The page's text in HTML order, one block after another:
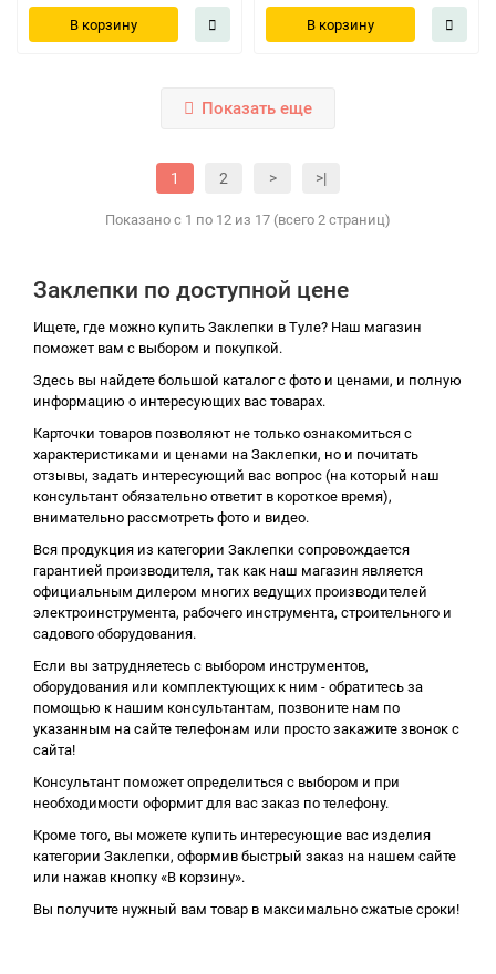
В корзину В корзину
Показать еще
1 2 > >|
Показано с 1 по 12 из 17 (всего 2 страниц)
Заклепки по доступной цене
Ищете, где можно купить Заклепки в Туле? Наш магазин
поможет вам с выбором и покупкой.
Здесь вы найдете большой каталог с фото и ценами, и полную
информацию о интересующих вас товарах.
Карточки товаров позволяют не только ознакомиться с
характеристиками и ценами на Заклепки, но и почитать
отзывы, задать интересующий вас вопрос (на который наш
консультант обязательно ответит в короткое время),
внимательно рассмотреть фото и видео.
Вся продукция из категории Заклепки сопровождается
гарантией производителя, так как наш магазин является
официальным дилером многих ведущих производителей
электроинструмента, рабочего инструмента, строительного и
садового оборудования.
Если вы затрудняетесь с выбором инструментов,
оборудования или комплектующих к ним - обратитесь за
помощью к нашим консультантам, позвоните нам по
указанным на сайте телефонам или просто закажите звонок с
сайта!
Консультант поможет определиться с выбором и при
необходимости оформит для вас заказ по телефону.
Кроме того, вы можете купить интересующие вас изделия
категории Заклепки, оформив быстрый заказ на нашем сайте
или нажав кнопку «В корзину».
Вы получите нужный вам товар в максимально сжатые сроки!